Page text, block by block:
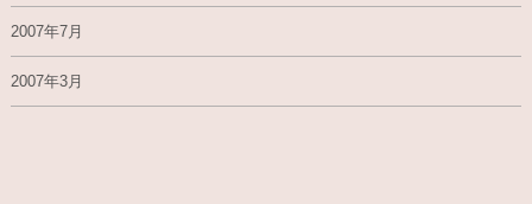
2007年7月
2007年3月